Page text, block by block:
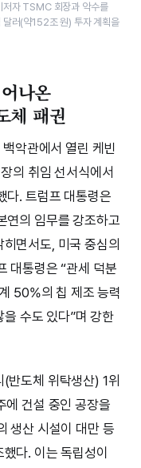
자 TSMC 회장과 악수를
러(약152조 원) 투자 계획을
나온
체 패권
악관에서 열린 케빈
의 취임 선서식에서
다. 트럼프 대통령은
연의 임무를 강조하고
면서도, 미국 중심의
대통령은 “관세 덕분
50%의 칩 제조 능력
수도 있다”며 강한
반도체 위탁생산) 1위
건설 중인 공장을
생산 시설이 대만 등
다. 이는 독립성이